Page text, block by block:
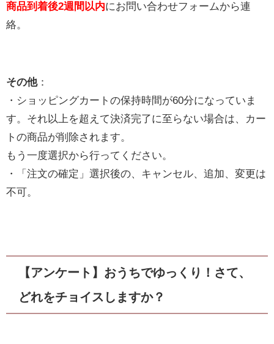
商品到着後2週間以内にお問い合わせフォームから連
絡。
その他：
・ショッピングカートの保持時間が60分になっていま
す。それ以上を超えて決済完了に至らない場合は、カー
トの商品が削除されます。
もう一度選択から行ってください。
・「注文の確定」選択後の、キャンセル、追加、変更は
不可。
【アンケート】おうちでゆっくり！さて、
どれをチョイスしますか？